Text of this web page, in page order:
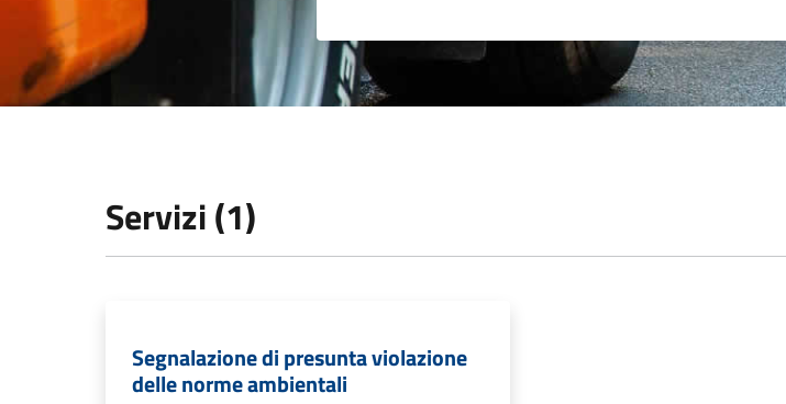
Servizi (1)
Segnalazione di presunta violazione
delle norme ambientali